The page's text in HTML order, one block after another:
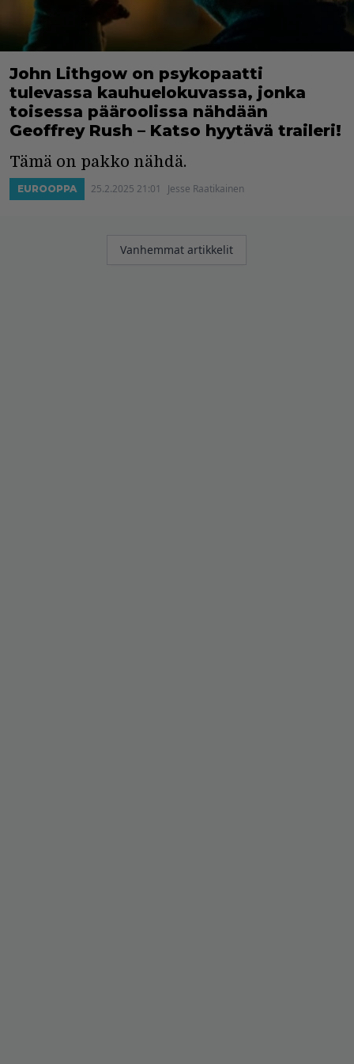
John Lithgow on psykopaatti
tulevassa kauhuelokuvassa, jonka
toisessa pääroolissa nähdään
Geoffrey Rush – Katso hyytävä traileri!
Tämä on pakko nähdä.
EUROOPPA 25.2.2025 21:01 Jesse Raatikainen
Artikkelien
Vanhemmat artikkelit